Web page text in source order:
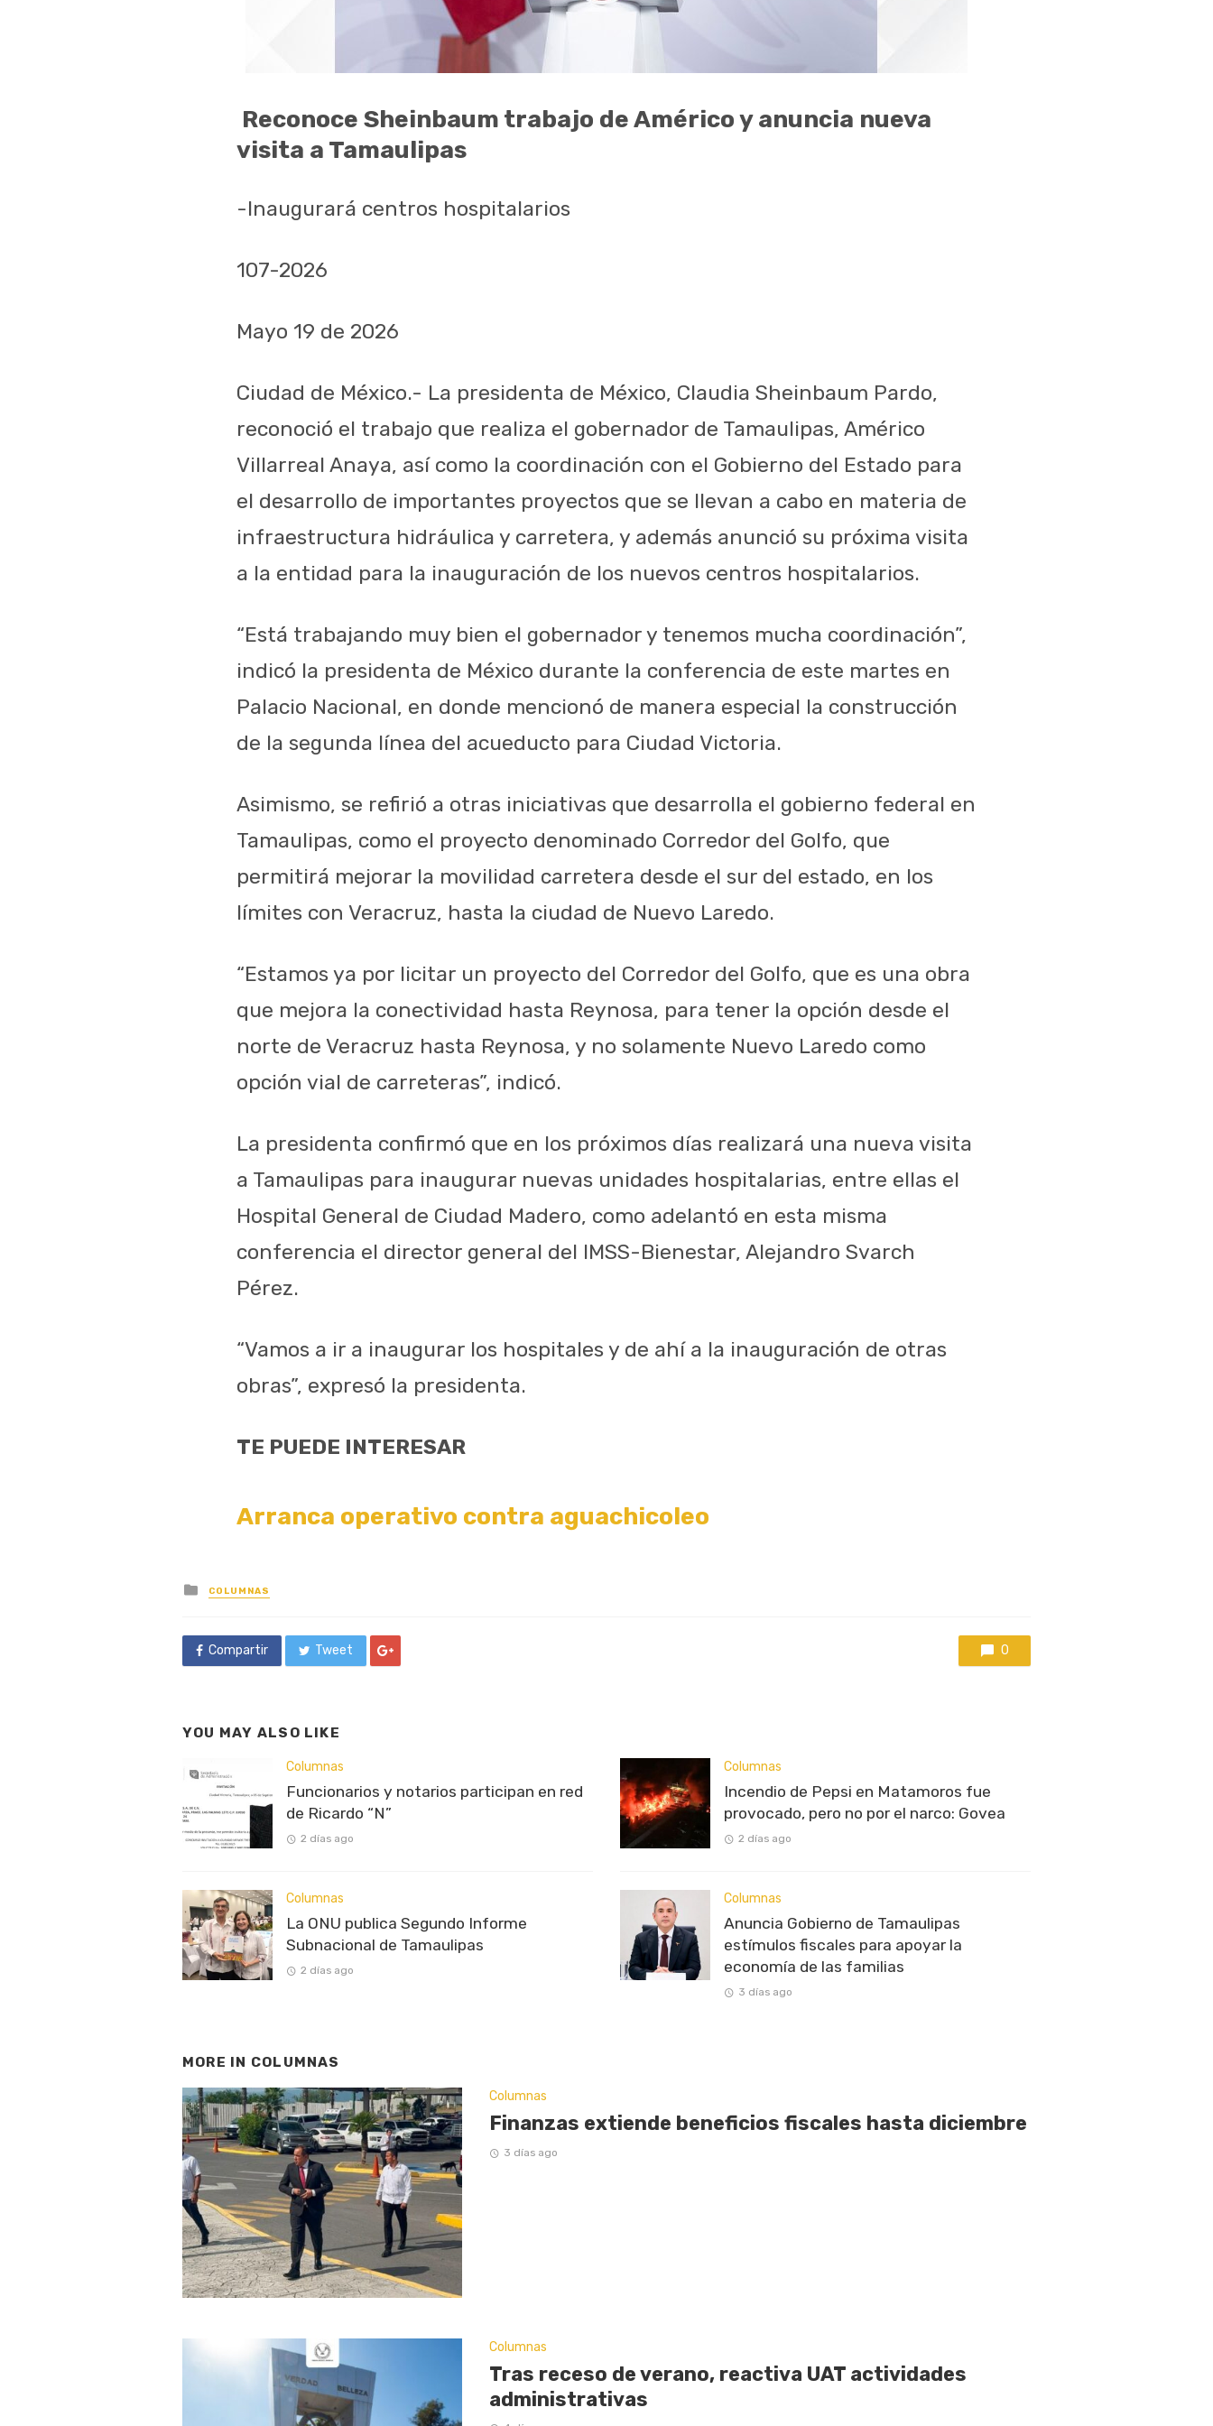
Reconoce Sheinbaum trabajo de Américo y anuncia nueva
visita a Tamaulipas
-Inaugurará centros hospitalarios
107-2026
Mayo 19 de 2026
Ciudad de México.- La presidenta de México, Claudia Sheinbaum Pardo,
reconoció el trabajo que realiza el gobernador de Tamaulipas, Américo
Villarreal Anaya, así como la coordinación con el Gobierno del Estado para
el desarrollo de importantes proyectos que se llevan a cabo en materia de
infraestructura hidráulica y carretera, y además anunció su próxima visita
a la entidad para la inauguración de los nuevos centros hospitalarios.
“Está trabajando muy bien el gobernador y tenemos mucha coordinación”,
indicó la presidenta de México durante la conferencia de este martes en
Palacio Nacional, en donde mencionó de manera especial la construcción
de la segunda línea del acueducto para Ciudad Victoria.
Asimismo, se refirió a otras iniciativas que desarrolla el gobierno federal en
Tamaulipas, como el proyecto denominado Corredor del Golfo, que
permitirá mejorar la movilidad carretera desde el sur del estado, en los
límites con Veracruz, hasta la ciudad de Nuevo Laredo.
“Estamos ya por licitar un proyecto del Corredor del Golfo, que es una obra
que mejora la conectividad hasta Reynosa, para tener la opción desde el
norte de Veracruz hasta Reynosa, y no solamente Nuevo Laredo como
opción vial de carreteras”, indicó.
La presidenta confirmó que en los próximos días realizará una nueva visita
a Tamaulipas para inaugurar nuevas unidades hospitalarias, entre ellas el
Hospital General de Ciudad Madero, como adelantó en esta misma
conferencia el director general del IMSS-Bienestar, Alejandro Svarch
Pérez.
“Vamos a ir a inaugurar los hospitales y de ahí a la inauguración de otras
obras”, expresó la presidenta.
TE PUEDE INTERESAR
Arranca operativo contra aguachicoleo
Posted
in
COLUMNAS
Compartir Tweet 0
YOU MAY ALSO LIKE
Columnas
Funcionarios y notarios participan en red
de Ricardo “N”
2 días ago
Columnas
La ONU publica Segundo Informe
Subnacional de Tamaulipas
2 días ago
Columnas
Incendio de Pepsi en Matamoros fue
provocado, pero no por el narco: Govea
2 días ago
Columnas
Anuncia Gobierno de Tamaulipas
estímulos fiscales para apoyar la
economía de las familias
3 días ago
MORE IN COLUMNAS
Columnas
Finanzas extiende beneficios fiscales hasta diciembre
3 días ago
Columnas
Tras receso de verano, reactiva UAT actividades
administrativas